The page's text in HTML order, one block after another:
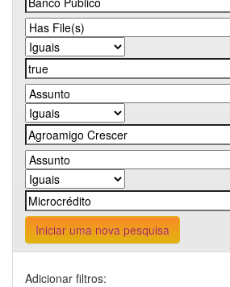
Iniciar uma nova pesquisa
Adicionar filtros: